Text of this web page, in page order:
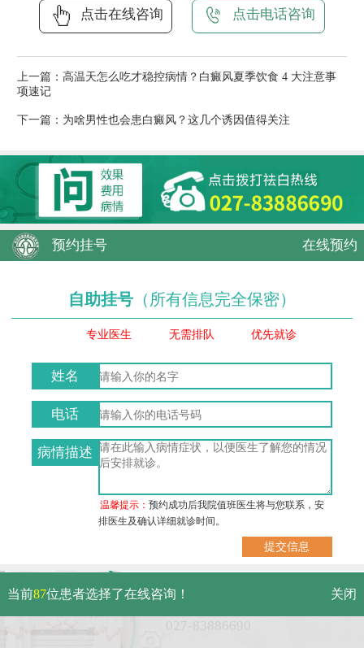
点击在线咨询 点击电话咨询
上一篇： 高温天怎么吃才稳控病情？白癜风夏季饮食 4 大注意事
项速记
下一篇： 为啥男性也会患白癜风？这几个诱因值得关注
预约挂号 在线预约
自助挂号 （所有信息完全保密）
专业医生 无需排队 优先就诊
姓名
电话
病情描述
温馨提示：预约成功后我院值班医生将与您联系，安
排医生及确认详细就诊时间。
武汉市硚口区解放大道479号
免费电话：
当前87位患者选择了在线咨询！ 关闭